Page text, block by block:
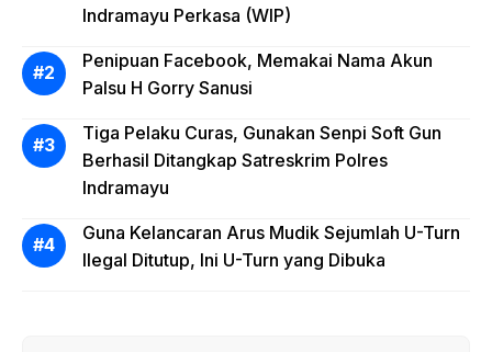
Indramayu Perkasa (WIP)
Penipuan Facebook, Memakai Nama Akun
Palsu H Gorry Sanusi
Tiga Pelaku Curas, Gunakan Senpi Soft Gun
Berhasil Ditangkap Satreskrim Polres
Indramayu
Guna Kelancaran Arus Mudik Sejumlah U-Turn
Ilegal Ditutup, Ini U-Turn yang Dibuka